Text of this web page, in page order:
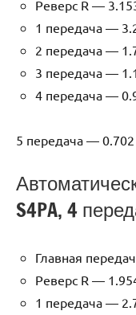
Реверс R —
1 передача —
2 передача —
3 передача —
4 передача —
5 передача — 0.702
S4PA, 4
Главная
Реверс R —
1 передача —